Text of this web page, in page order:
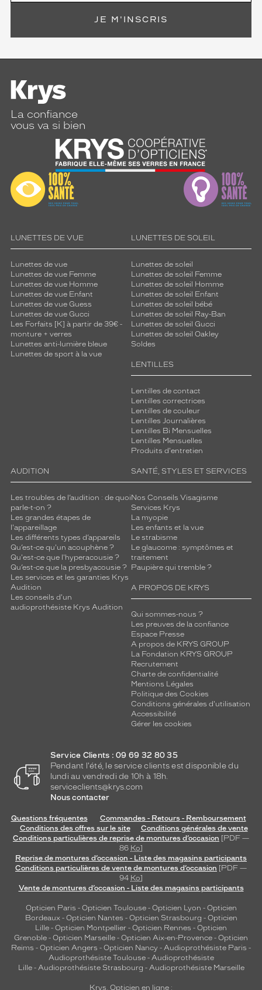
JE M'INSCRIS
La confiance
vous va si bien
LUNETTES DE VUE
Lunettes de vue
Lunettes de vue Femme
Lunettes de vue Homme
Lunettes de vue Enfant
Lunettes de vue Guess
Lunettes de vue Gucci
Les Forfaits [K] à partir de 39€ -
monture + verres
Lunettes anti-lumière bleue
Lunettes de sport à la vue
LUNETTES DE SOLEIL
Lunettes de soleil
Lunettes de soleil Femme
Lunettes de soleil Homme
Lunettes de soleil Enfant
Lunettes de soleil bébé
Lunettes de soleil Ray-Ban
Lunettes de soleil Gucci
Lunettes de soleil Oakley
Soldes
LENTILLES
Lentilles de contact
Lentilles correctrices
Lentilles de couleur
Lentilles Journalières
Lentilles Bi Mensuelles
Lentilles Mensuelles
Produits d'entretien
AUDITION
Les troubles de l’audition : de quoi
parle-t-on ?
Les grandes étapes de
l'appareillage
Les différents types d’appareils
Qu’est-ce qu'un acouphène ?
Qu'est-ce que l'hyperacousie ?
Qu’est-ce que la presbyacousie ?
Les services et les garanties Krys
Audition
Les conseils d'un
audioprothésiste Krys Audition
SANTÉ, STYLES ET SERVICES
Nos Conseils Visagisme
Services Krys
La myopie
Les enfants et la vue
Le strabisme
Le glaucome : symptômes et
traitement
Paupière qui tremble ?
A PROPOS DE KRYS
Qui sommes-nous ?
Les preuves de la confiance
Espace Presse
A propos de KRYS GROUP
La Fondation KRYS GROUP
Recrutement
Charte de confidentialité
Mentions Légales
Politique des Cookies
Conditions générales d'utilisation
Accessibilité
Gérer les cookies
Service Clients : 09 69 32 80 35
Pendant l'été, le service clients est disponible du
lundi au vendredi de 10h à 18h.
serviceclients@krys.com
Nous contacter
Questions fréquentes
Commandes - Retours - Remboursement
Conditions des offres sur le site
Conditions générales de vente
Conditions particulières de reprise de montures d’occasion [PDF —
86 Ko]
Reprise de montures d’occasion - Liste des magasins participants
Conditions particulières de vente de montures d’occasion [PDF —
94 Ko]
Vente de montures d’occasion - Liste des magasins participants
Opticien Paris - Opticien Toulouse- Opticien Lyon - Opticien
Bordeaux- Opticien Nantes - Opticien Strasbourg - Opticien
Lille - Opticien Montpellier - Opticien Rennes - Opticien
Grenoble - Opticien Marseille - Opticien Aix-en-Provence - Opticien
Reims - Opticien Angers - Opticien Nancy - Audioprothésiste Paris -
Audioprothésiste Toulouse- Audioprothésiste
Lille- Audioprothésiste Strasbourg - Audioprothésiste Marseille
Krys, Opticien en ligne :